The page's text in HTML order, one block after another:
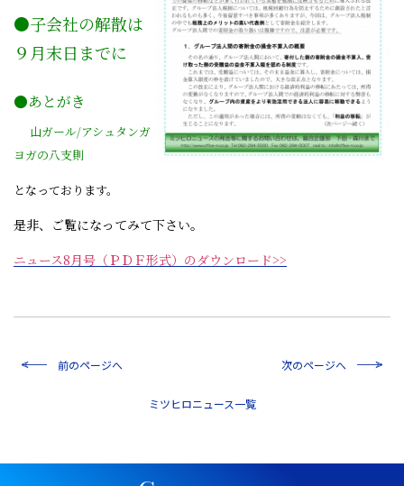
●子会社の解散は
９月末日までに
●あとがき
山ガール/アシュタンガ
ヨガの八支則
となっております。
是非、ご覧になってみて下さい。
ニュース8月号（ＰＤＦ形式）のダウンロード>>
前のページへ
一覧
次のページへ